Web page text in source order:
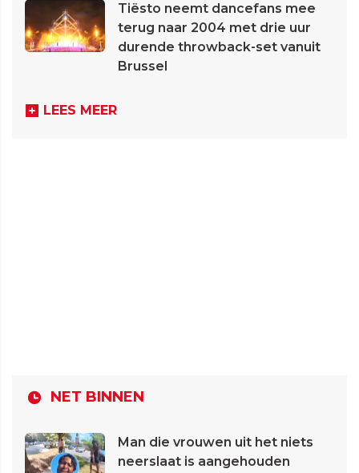
Tiësto neemt dancefans mee
terug naar 2004 met drie uur
durende throwback-set vanuit
Brussel
LEES MEER
NET BINNEN
Man die vrouwen uit het niets
neerslaat is aangehouden